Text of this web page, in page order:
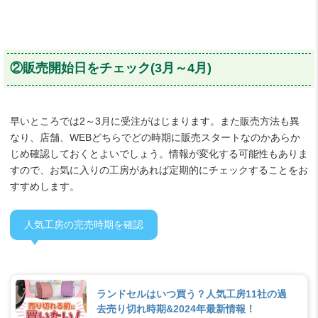
②販売開始日をチェック(3月～4月)
早いところでは2～3月に受注がはじまります。また販売方法も異
なり、店舗、WEBどちらでどの時期に販売スタートなのかあらか
じめ確認しておくとよいでしょう。情報が変化する可能性もありま
すので、お気に入りの工房があれば定期的にチェックすることをお
すすめします。
人気工房の完売時期を確認
ランドセルはいつ買う？人気工房11社の過
去売り切れ時期&2024年最新情報！